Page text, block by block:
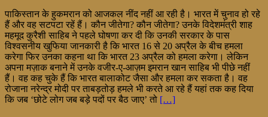
पाकिस्तान के हुकमरान को आजकल नींद नहीं आ रही है। भारत में चुनाव हो रहे
हैं और वह सटपटा रहें हैं। कौन जीतेगा? कौन जीतेगा? उनके विदेशमंत्री शाह
महमूद कुरैशी साहिब ने पहले घोषणा कर दी कि उनकी सरकार के पास
विश्वसनीय खुफिया जानकारी है कि भारत 16 से 20 अप्रैल के बीच हमला
करेगा फिर उनका कहना था कि भारत 23 अप्रैल को हमला करेगा। लेकिन
अपना मज़ाक बनाने में उनके वजीर-ए-आज़म इमरान खान साहिब भी पीछे नहीं
हैं। वह कह चुके हैं कि भारत बालाकोट जैसा और हमला कर सकता है। वह
रोजाना नरेन्द्र मोदी पर ताबड़तोड़ हमले भी करते आ रहे हैं यहां तक कह दिया
कि जब ‘छोटे लोग जब बड़े पदों पर बैठ जाए’ तो […]